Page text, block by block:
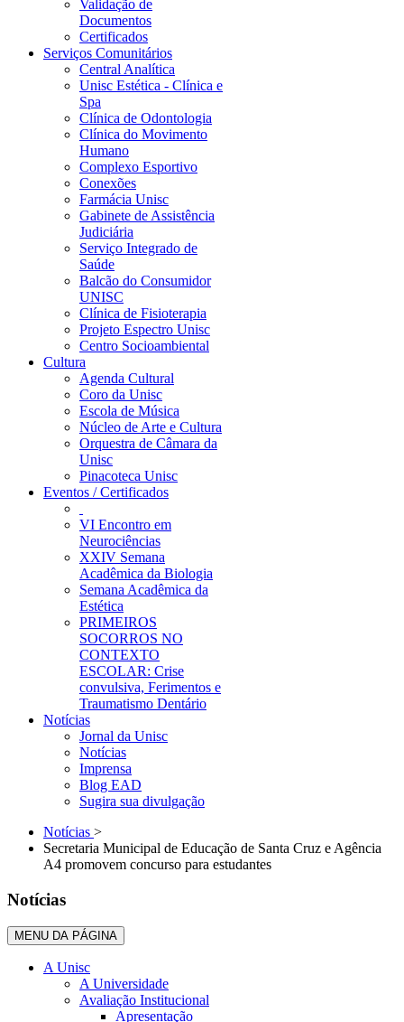
Validação de
Documentos
Certificados
Serviços Comunitários
Central Analítica
Unisc Estética - Clínica e
Spa
Clínica de Odontologia
Clínica do Movimento
Humano
Complexo Esportivo
Conexões
Farmácia Unisc
Gabinete de Assistência
Judiciária
Serviço Integrado de
Saúde
Balcão do Consumidor
UNISC
Clínica de Fisioterapia
Projeto Espectro Unisc
Centro Socioambiental
Cultura
Agenda Cultural
Coro da Unisc
Escola de Música
Núcleo de Arte e Cultura
Orquestra de Câmara da
Unisc
Pinacoteca Unisc
Eventos / Certificados
VI Encontro em
Neurociências
XXIV Semana
Acadêmica da Biologia
Semana Acadêmica da
Estética
PRIMEIROS
SOCORROS NO
CONTEXTO
ESCOLAR: Crise
convulsiva, Ferimentos e
Traumatismo Dentário
Notícias
Jornal da Unisc
Notícias
Imprensa
Blog EAD
Sugira sua divulgação
Notícias >
Secretaria Municipal de Educação de Santa Cruz e Agência
A4 promovem concurso para estudantes
Notícias
MENU DA PÁGINA
A Unisc
A Universidade
Avaliação Institucional
Apresentação